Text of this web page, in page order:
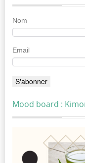
Nom
Email
Mood board :